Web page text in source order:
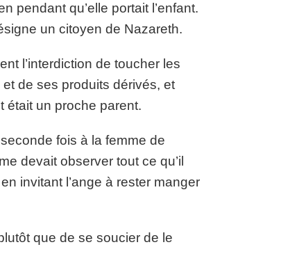
pendant qu’elle portait l’enfant.
un citoyen de Nazareth.
l’interdiction de toucher les
de ses produits dérivés, et
était un proche parent.
fois à la femme de
devait observer tout ce qu’il
invitant l’ange à rester manger
que de se soucier de le